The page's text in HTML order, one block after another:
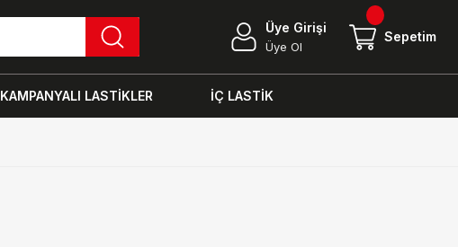
Üye Girişi
Üye Ol
Sepetim
KAMPANYALI LASTİKLER İÇ LASTİK